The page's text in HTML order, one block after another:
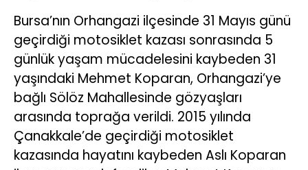
Bursa’nın Orhangazi ilçesinde 31 Mayıs günü
geçirdiği motosiklet kazası sonrasında 5
günlük yaşam mücadelesini kaybeden 31
yaşındaki Mehmet Koparan, Orhangazi’ye
bağlı Sölöz Mahallesinde gözyaşları
arasında toprağa verildi. 2015 yılında
Çanakkale’de geçirdiği motosiklet
kazasında hayatını kaybeden Aslı Koparan